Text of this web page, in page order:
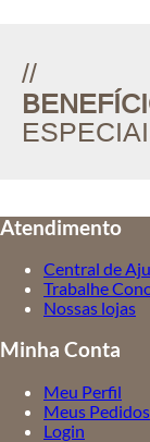
//
Atendimento
Central de
Trabalhe
Nossas lojas
Minha Conta
Meu Perfil
Meus Pedidos
Login